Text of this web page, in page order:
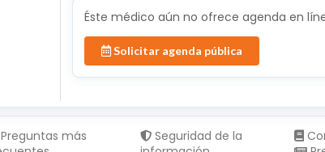
Éste médico aún no ofrece agenda en
Solicitar agenda pública
Preguntas más
Seguridad de la